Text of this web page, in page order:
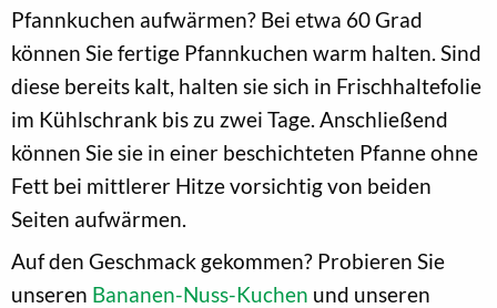
Pfannkuchen aufwärmen? Bei etwa 60 Grad
können Sie fertige Pfannkuchen warm halten. Sind
diese bereits kalt, halten sie sich in Frischhaltefolie
im Kühlschrank bis zu zwei Tage. Anschließend
können Sie sie in einer beschichteten Pfanne ohne
Fett bei mittlerer Hitze vorsichtig von beiden
Seiten aufwärmen.
Auf den Geschmack gekommen? Probieren Sie
unseren Bananen-Nuss-Kuchen und unseren